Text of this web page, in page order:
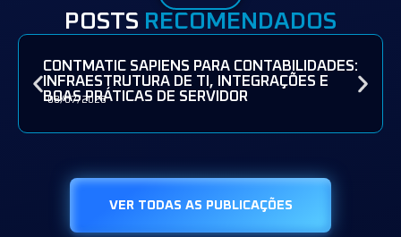
POSTS RECOMENDADOS
CONTMATIC SAPIENS PARA CONTABILIDADES:
INFRAESTRUTURA DE TI, INTEGRAÇÕES E
BOAS PRÁTICAS DE SERVIDOR
08/07/2026
VER TODAS AS PUBLICAÇÕES